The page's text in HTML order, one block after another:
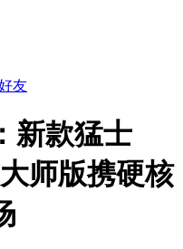
友
新款猛士
师版携硬核